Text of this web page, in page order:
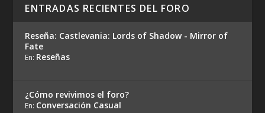
ENTRADAS RECIENTES DEL FORO
Reseña: Castlevania: Lords of Shadow - Mirror of
Fate
En: Reseñas
¿Cómo revivimos el foro?
En: Conversación Casual